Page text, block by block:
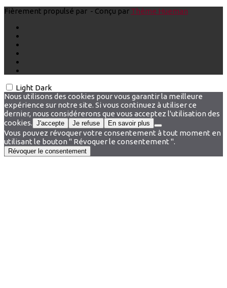
Fièrement propulsé par - Conçu par Thème Hueman
Light Dark
Nous utilisons des cookies pour vous garantir la meilleure
expérience sur notre site. Si vous continuez à utiliser ce
dernier, nous considérerons que vous acceptez l'utilisation des
cookies. J'accepte Je refuse En savoir plus
Vous pouvez révoquer votre consentement à tout moment en
utilisant le bouton " Révoquer le consentement ".
Révoquer le consentement